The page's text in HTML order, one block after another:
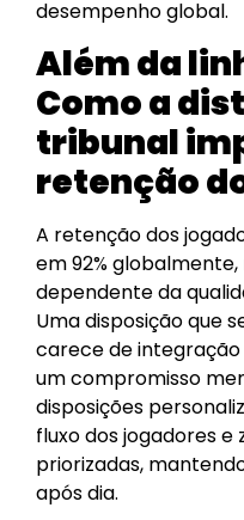
desempenho global.
Além da
Como a
tribunal
retenção
A retenção dos
em 92%
dependente da
Uma disposição que
carece de
um compromisso
disposições
fluxo dos jogadores e
priorizadas,
após dia.